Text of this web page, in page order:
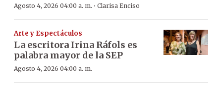
Agosto 4, 2026 04:00 a. m. · Clarisa Enciso
Arte y Espectáculos
La escritora Irina Ráfols es
palabra mayor de la SEP
Agosto 4, 2026 04:00 a. m.